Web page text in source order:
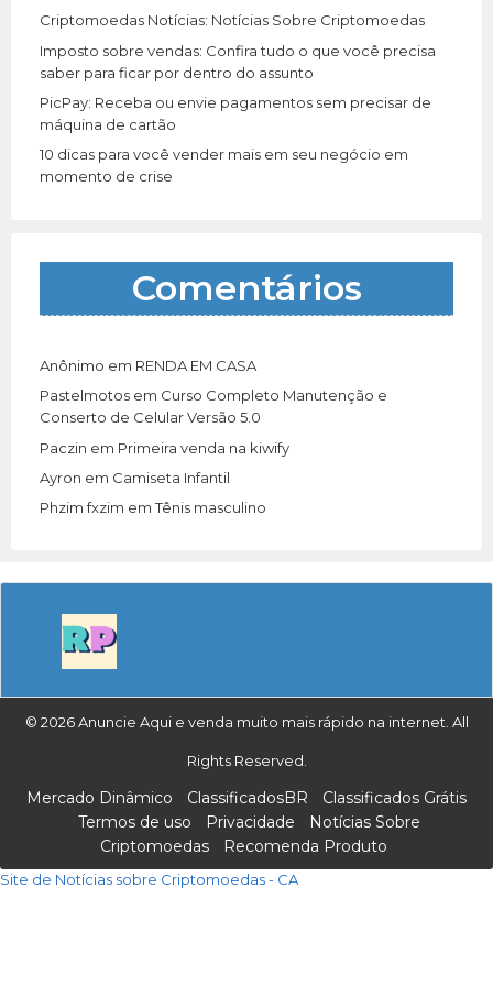
Criptomoedas Notícias: Notícias Sobre Criptomoedas
Imposto sobre vendas: Confira tudo o que você precisa
saber para ficar por dentro do assunto
PicPay: Receba ou envie pagamentos sem precisar de
máquina de cartão
10 dicas para você vender mais em seu negócio em
momento de crise
Comentários
Anônimo em RENDA EM CASA
Pastelmotos em Curso Completo Manutenção e
Conserto de Celular Versão 5.0
Paczin em Primeira venda na kiwify
Ayron em Camiseta Infantil
Phzim fxzim emTênis masculino
© 2026 Anuncie Aqui e venda muito mais rápido na internet. All
Rights Reserved.
Mercado Dinâmico ClassificadosBR
Classificados Grátis
Termos de uso
Privacidade
Notícias Sobre
Criptomoedas
Recomenda Produto
Site de Notícias sobre Criptomoedas - CA